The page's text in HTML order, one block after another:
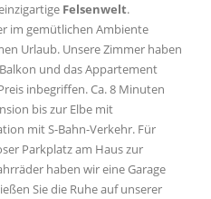
Felsenwelt.
im gemütlichen Ambiente
Urlaub. Unsere Zimmer haben
und das Appartement
inbegriffen. Ca. 8 Minuten
bis zur Elbe mit
mit S-Bahn-Verkehr. Für
Parkplatz am Haus zur
haben wir eine Garage
Sie die Ruhe auf unserer